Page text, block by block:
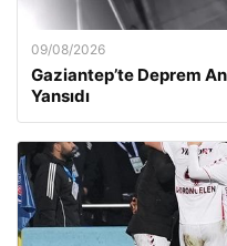
09/08/2026
Gaziantep’te Deprem
Yansıdı